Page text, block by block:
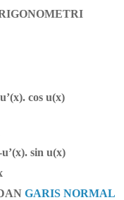
cos u(x)
sin u(x)
GARIS NORMAL